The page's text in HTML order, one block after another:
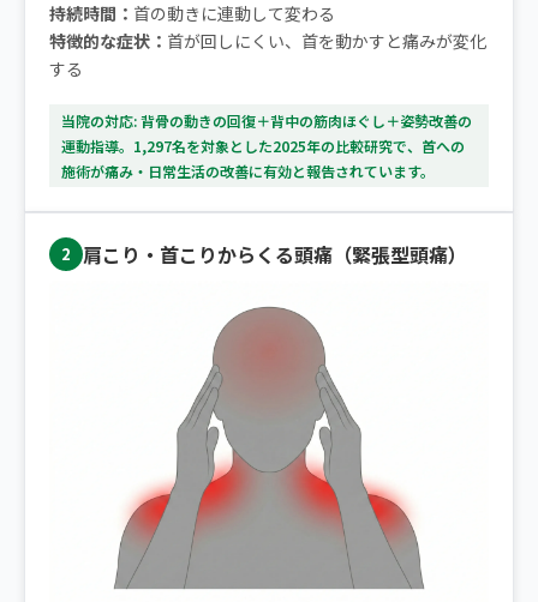
持続時間： 首の動きに連動して変わる
特徴的な症状： 首が回しにくい、首を動かすと痛みが変化
する
当院の対応: 背骨の動きの回復＋背中の筋肉ほぐし＋姿勢改善の
運動指導。1,297名を対象とした2025年の比較研究で、首への
施術が痛み・日常生活の改善に有効と報告されています。
2 肩こり・首こりからくる頭痛（緊張型頭痛）